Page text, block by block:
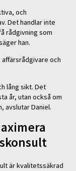
och
Det handlar inte
rådgivning som
han.
och
lång sikt. Det
år, utan också om
avslutar Daniel.
är kvalitetssäkrad